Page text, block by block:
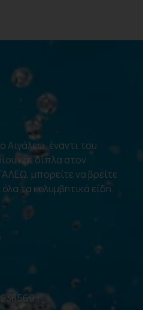
Αιγάλεω, έναντι του
και δίπλα στον
μπορείτε να βρείτε
τα κολυμβητικά είδη.